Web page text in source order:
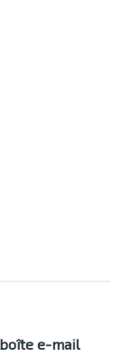
boîte e-mail